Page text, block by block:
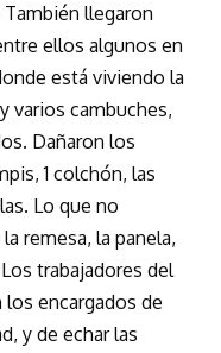
llegaron
ellos algunos en
está viviendo la
varios cambuches,
Dañaron los
1 colchón, las
Lo que no
remesa, la panela,
trabajadores del
encargados de
y de echar las